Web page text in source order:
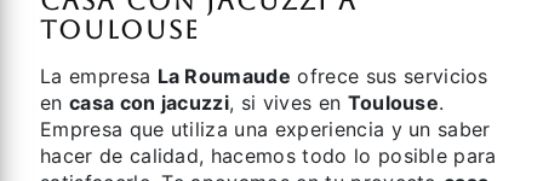
Toulouse
La empresa La Roumaude ofrece sus servicios
en casa con jacuzzi, si vives en Toulouse.
Empresa que utiliza una experiencia y un saber
hacer de calidad, hacemos todo lo posible para